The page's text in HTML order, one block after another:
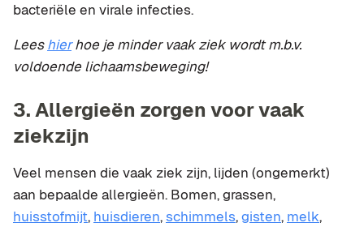
bacteriële en virale infecties.
Leeshierhoe je minder vaak ziek wordt m.b.v.
voldoende lichaamsbeweging!
3. Allergieën zorgen voor vaak
ziekzijn
Veel mensen die vaak ziek zijn, lijden (ongemerkt)
aan bepaalde allergieën. Bomen, grassen,
huisstofmijt, huisdieren, schimmels,gisten, melk,